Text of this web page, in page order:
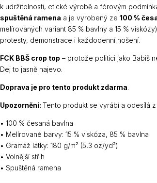
k udržitelnosti, etické výrobě a férovým
spuštěná ramena a je vyrobený ze100 %
melírovaných variant 85 % bavlny a 15 %
protesty, demonstrace i každodenní nošení.
FCK BBŠ crop top – protože politici jako Babiš
Dej to jasně najevo.
Doprava je pro tento produkt zdarma.
Upozornění:Tento produkt se vyrábí a odesílá
• 100 % česaná bavlna
• Melírované barvy: 15 % viskóza, 85 % bavlna
• Gramáž látky: 180 g/m² (5,3 oz/yd²)
• Volnější střih
• Spuštěná ramena